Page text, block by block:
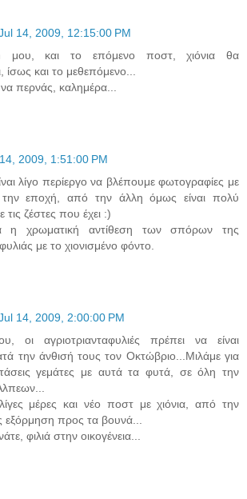
14, 2009, 12:15:00 PM
μου, και το επόμενο ποστ, χιόνια θα
ίσως και το μεθεπόμενο...
περνάς, καλημέρα...
2009, 1:51:00 PM
λίγο περίεργο να βλέπουμε φωτογραφίες με
την εποχή, από την άλλη όμως είναι πολύ
τις ζέστες που έχει :)
η χρωματική αντίθεση των σπόρων της
με το χιονισμένο φόντο.
14, 2009, 2:00:00 PM
οι αγριοτριανταφυλιές πρέπει να είναι
την άνθισή τους τον Οκτώβριο...Μιλάμε για
γεμάτες με αυτά τα φυτά, σε όλη την
μέρες και νέο ποστ με χιόνια, από την
εξόρμηση προς τα βουνά...
φιλιά στην οικογένεια...